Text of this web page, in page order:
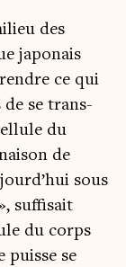
des
japo­nais
ce qui
de se trans­
du
de
sous
suf­fi­sait
du corps
puisse se